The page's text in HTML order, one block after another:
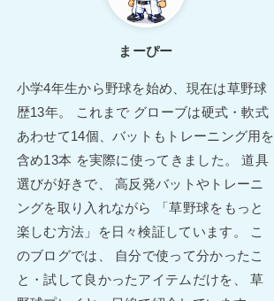
まーぴー
小学4年生から野球を始め、現在は草野球
歴13年。 これまで グローブは硬式・軟式
あわせて14個、バットもトレーニング用を
含め13本 を実際に使ってきました。 道具
選びが好きで、 高反発バットやトレーニ
ングを取り入れながら 「草野球をもっと
楽しむ方法」を日々検証しています。 こ
のブログでは、 自分で使って分かったこ
と・試して良かったアイテムだけを、 草